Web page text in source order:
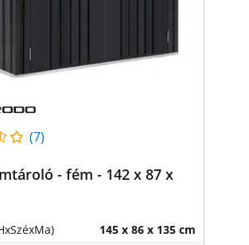
(7)
- fém - 142 x 87 x
145 x 86 x 135 cm